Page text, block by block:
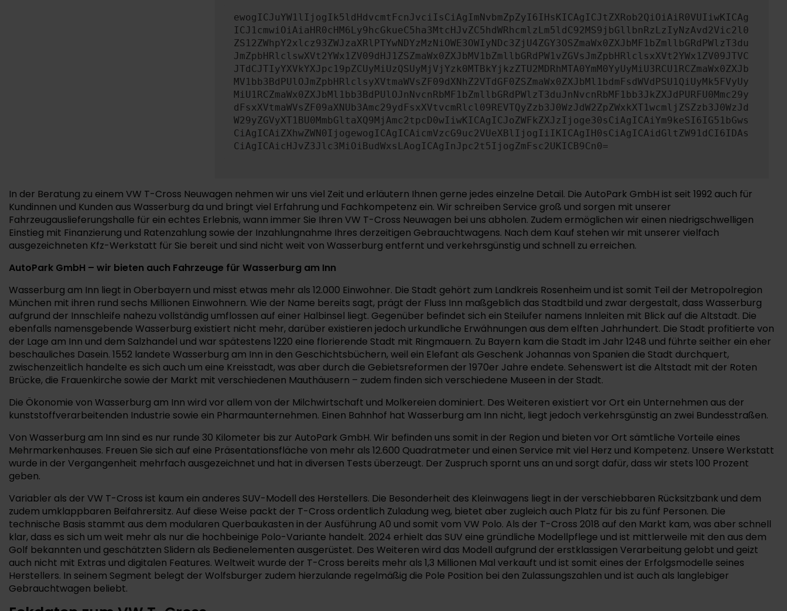
ewogICJuYW1lIjogIk5ldHdvcmtFcnJvciIsCiAgImNvbmZpZyI6IHsKICAgICJtZXRob2QiOiAiR0VUIiwKICAg
ICJ1cmwiOiAiaHR0cHM6Ly9hcGkueC5ha3MtcHJvZC5hdWRhcmlzLm5ldC92MS9jbGllbnRzLzIyNzAvd2Vic2l0
ZS12ZWhpY2xlcz93ZWJzaXRlPTYwNDYzMzNiOWE3OWIyNDc3ZjU4ZGY3OSZmaWx0ZXJbMF1bZmllbGRdPWlzT3du
JmZpbHRlclswXVt2YWx1ZV09dHJ1ZSZmaWx0ZXJbMV1bZmllbGRdPW1vZGVsJmZpbHRlclsxXVt2YWx1ZV09JTVC
JTdCJTIyYXVkYXJpc19pZCUyMiUzQSUyMjVjYzk0MTBkYjkzZTU2MDRhMTA0YmM0YyUyMiU3RCU1RCZmaWx0ZXJb
MV1bb3BdPUlOJmZpbHRlclsyXVtmaWVsZF09dXNhZ2VTdGF0ZSZmaWx0ZXJbMl1bdmFsdWVdPSU1QiUyMk5FVyUy
MiU1RCZmaWx0ZXJbMl1bb3BdPUlOJnNvcnRbMF1bZmllbGRdPWlzT3duJnNvcnRbMF1bb3JkZXJdPURFU0Mmc29y
dFsxXVtmaWVsZF09aXNUb3Amc29ydFsxXVtvcmRlcl09REVTQyZzb3J0WzJdW2ZpZWxkXT1wcmljZSZzb3J0WzJd
W29yZGVyXT1BU0MmbGltaXQ9MjAmc2tpcD0wIiwKICAgICJoZWFkZXJzIjoge30sCiAgICAiYm9keSI6IG51bGws
CiAgICAiZXhwZWN0IjogewogICAgICAicmVzcG9uc2VUeXBlIjogIiIKICAgIH0sCiAgICAidGltZW91dCI6IDAs
CiAgICAicHJvZ3Jlc3MiOiBudWxsLAogICAgInJpc2t5IjogZmFsc2UKICB9Cn0=
In der Beratung zu einem VW T-Cross Neuwagen nehmen wir uns viel Zeit und erläutern Ihnen gerne jedes einzelne Detail. Die AutoPark GmbH ist seit 1992 auch für
Kundinnen und Kunden aus Wasserburg da und bringt viel Erfahrung und Fachkompetenz ein. Wir schreiben Service groß und sorgen mit unserer
Fahrzeugauslieferungshalle für ein echtes Erlebnis, wann immer Sie Ihren VW T-Cross Neuwagen bei uns abholen. Zudem ermöglichen wir einen niedrigschwelligen
Einstieg mit Finanzierung und Ratenzahlung sowie der Inzahlungnahme Ihres derzeitigen Gebrauchtwagens. Nach dem Kauf stehen wir mit unserer vielfach
ausgezeichneten Kfz-Werkstatt für Sie bereit und sind nicht weit von Wasserburg entfernt und verkehrsgünstig und schnell zu erreichen.
AutoPark GmbH – wir bieten auch Fahrzeuge für Wasserburg am Inn
Wasserburg am Inn liegt in Oberbayern und misst etwas mehr als 12.000 Einwohner. Die Stadt gehört zum Landkreis Rosenheim und ist somit Teil der Metropolregion
München mit ihren rund sechs Millionen Einwohnern. Wie der Name bereits sagt, prägt der Fluss Inn maßgeblich das Stadtbild und zwar dergestalt, dass Wasserburg
aufgrund der Innschleife nahezu vollständig umflossen auf einer Halbinsel liegt. Gegenüber befindet sich ein Steilufer namens Innleiten mit Blick auf die Altstadt. Die
ebenfalls namensgebende Wasserburg existiert nicht mehr, darüber existieren jedoch urkundliche Erwähnungen aus dem elften Jahrhundert. Die Stadt profitierte von
der Lage am Inn und dem Salzhandel und war spätestens 1220 eine florierende Stadt mit Ringmauern. Zu Bayern kam die Stadt im Jahr 1248 und führte seither ein eher
beschauliches Dasein. 1552 landete Wasserburg am Inn in den Geschichtsbüchern, weil ein Elefant als Geschenk Johannas von Spanien die Stadt durchquert,
zwischenzeitlich handelte es sich auch um eine Kreisstadt, was aber durch die Gebietsreformen der 1970er Jahre endete. Sehenswert ist die Altstadt mit der Roten
Brücke, die Frauenkirche sowie der Markt mit verschiedenen Mauthäusern – zudem finden sich verschiedene Museen in der Stadt.
Die Ökonomie von Wasserburg am Inn wird vor allem von der Milchwirtschaft und Molkereien dominiert. Des Weiteren existiert vor Ort ein Unternehmen aus der
kunststoffverarbeitenden Industrie sowie ein Pharmaunternehmen. Einen Bahnhof hat Wasserburg am Inn nicht, liegt jedoch verkehrsgünstig an zwei Bundesstraßen.
Von Wasserburg am Inn sind es nur runde 30 Kilometer bis zur AutoPark GmbH. Wir befinden uns somit in der Region und bieten vor Ort sämtliche Vorteile eines
Mehrmarkenhauses. Freuen Sie sich auf eine Präsentationsfläche von mehr als 12.600 Quadratmeter und einen Service mit viel Herz und Kompetenz. Unsere Werkstatt
wurde in der Vergangenheit mehrfach ausgezeichnet und hat in diversen Tests überzeugt. Der Zuspruch spornt uns an und sorgt dafür, dass wir stets 100 Prozent
geben.
Variabler als der VW T-Cross ist kaum ein anderes SUV-Modell des Herstellers. Die Besonderheit des Kleinwagens liegt in der verschiebbaren Rücksitzbank und dem
zudem umklappbaren Beifahrersitz. Auf diese Weise packt der T-Cross ordentlich Zuladung weg, bietet aber zugleich auch Platz für bis zu fünf Personen. Die
technische Basis stammt aus dem modularen Querbaukasten in der Ausführung A0 und somit vom VW Polo. Als der T-Cross 2018 auf den Markt kam, was aber schnell
klar, dass es sich um weit mehr als nur die hochbeinige Polo-Variante handelt. 2024 erhielt das SUV eine gründliche Modellpflege und ist mittlerweile mit den aus dem
Golf bekannten und geschätzten Slidern als Bedienelementen ausgerüstet. Des Weiteren wird das Modell aufgrund der erstklassigen Verarbeitung gelobt und geizt
auch nicht mit Extras und digitalen Features. Weltweit wurde der T-Cross bereits mehr als 1,3 Millionen Mal verkauft und ist somit eines der Erfolgsmodelle seines
Herstellers. In seinem Segment belegt der Wolfsburger zudem hierzulande regelmäßig die Pole Position bei den Zulassungszahlen und ist auch als langlebiger
Gebrauchtwagen beliebt.